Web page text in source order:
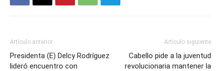
Artículo anterior
Presidenta (E) Delcy Rodríguez
lideró encuentro con
Artículo siguiente
Cabello pide a la juventud
revolucionaria mantener la